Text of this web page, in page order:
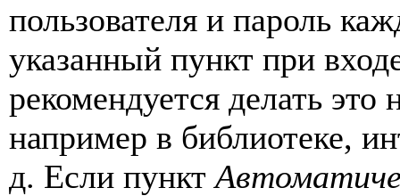
пользователя и пароль
указанный пункт при
рекомендуется делать
например в библиотеке,
д. Если пункт